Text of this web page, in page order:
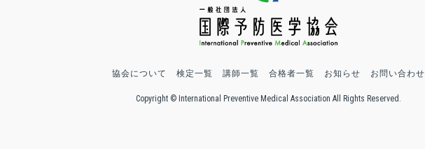
協会について 検定一覧 講師一覧 合格者一覧 お知らせ お問い合わせ
Copyright © International Preventive Medical Association All Rights Reserved.